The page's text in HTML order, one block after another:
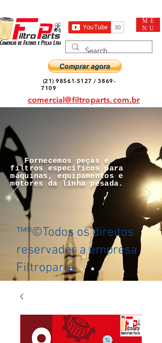
ME
NU
(21) 98561-5127 /3869-
7109
comercial@filtroparts.com.br
Fornecemos peças e
filtros específicos para
máquinas, equipamentos e
motores da linha pesada.
™®©Todos os direitos
reservador a empresa
Filtroparts.